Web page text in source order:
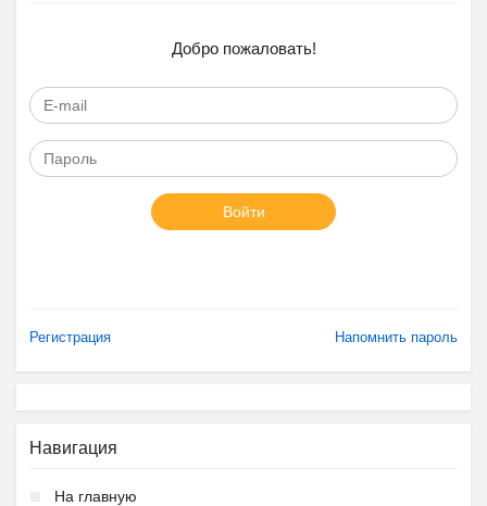
Добро пожаловать!
Войти
Регистрация Напомнить пароль
Навигация
На главную